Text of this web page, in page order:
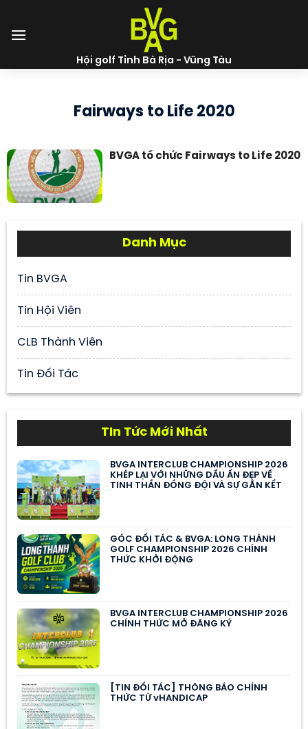
content
Hội golf Tỉnh Bà Rịa - Vũng Tàu
Fairways to Life 2020
BVGA tổ chức Fairways to Life 2020
Danh Mục
Tin BVGA
Tin Hội Viên
CLB Thành Viên
Tin Đối Tác
TIn Tức Mới Nhất
BVGA INTERCLUB CHAMPIONSHIP 2026
KHÉP LẠI VỚI NHỮNG DẤU ẤN ĐẸP VỀ
TINH THẦN ĐỒNG ĐỘI VÀ SỰ GẮN KẾT
GÓC ĐỐI TÁC & BVGA: LONG THÀNH
GOLF CHAMPIONSHIP 2026 CHÍNH
THỨC KHỞI ĐỘNG
BVGA INTERCLUB CHAMPIONSHIP 2026
CHÍNH THỨC MỞ ĐĂNG KÝ
[TIN ĐỐI TÁC] THÔNG BÁO CHÍNH
THỨC TỪ vHANDICAP